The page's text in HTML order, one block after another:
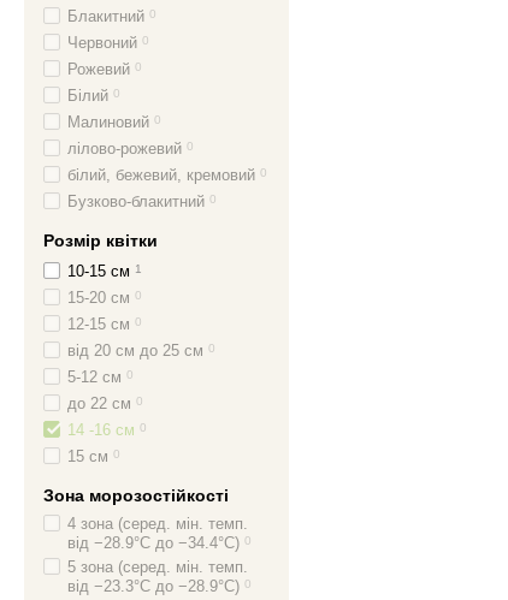
Блакитний 0
Червоний 0
Рожевий 0
Білий 0
Малиновий 0
лілово-рожевий 0
білий, бежевий, кремовий 0
Бузково-блакитний 0
Розмір квітки
10-15 см 1
15-20 см 0
12-15 см 0
від 20 см до 25 см 0
5-12 см 0
до 22 см 0
14 -16 см 0
15 см 0
Зона морозостійкості
4 зона (серед. мін. темп.
від −28.9°C до −34.4°C) 0
5 зона (серед. мін. темп.
від −23.3°C до −28.9°C) 0